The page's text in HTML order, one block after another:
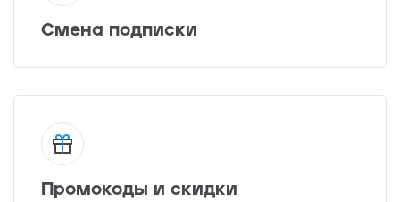
Смена подписки
Промокоды и скидки